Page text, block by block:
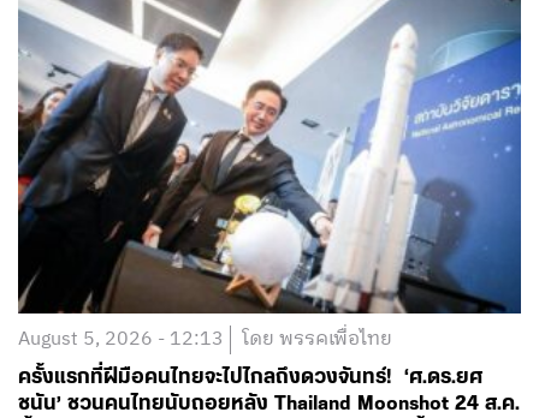
August 5, 2026 - 12:13 โดย พรรคเพื่อไทย
ครั้งแรกที่ฝีมือคนไทยจะไปไกลถึงดวงจันทร์! ‘ศ.ดร.ยศ
ชนัน’ ชวนคนไทยนับถอยหลัง Thailand Moonshot 24 ส.ค.